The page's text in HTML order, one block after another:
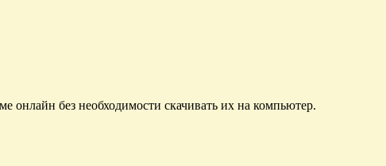
онлайн без необходимости скачивать их на компьютер.